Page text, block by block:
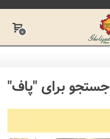
0
جستجو برای "پاف"